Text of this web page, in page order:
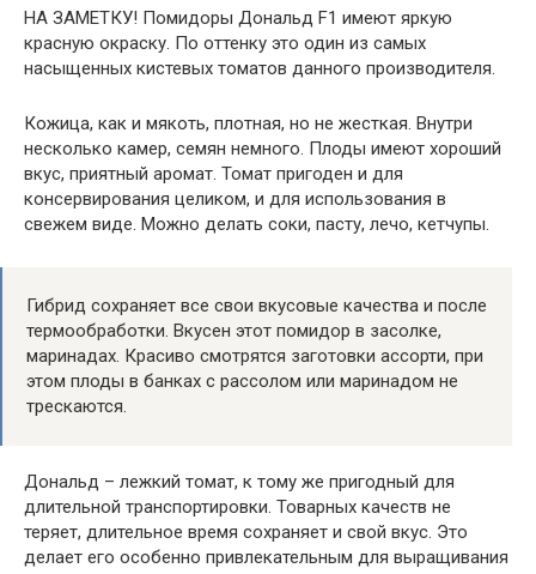
НА ЗАМЕТКУ! Помидоры Дональд F1 имеют яркую
красную окраску. По оттенку это один из самых
насыщенных кистевых томатов данного производителя.
Кожица, как и мякоть, плотная, но не жесткая. Внутри
несколько камер, семян немного. Плоды имеют хороший
вкус, приятный аромат. Томат пригоден и для
консервирования целиком, и для использования в
свежем виде. Можно делать соки, пасту, лечо, кетчупы.
Гибрид сохраняет все свои вкусовые качества и после
термообработки. Вкусен этот помидор в засолке,
маринадах. Красиво смотрятся заготовки ассорти, при
этом плоды в банках с рассолом или маринадом не
трескаются.
Дональд – лежкий томат, к тому же пригодный для
длительной транспортировки. Товарных качеств не
теряет, длительное время сохраняет и свой вкус. Это
делает его особенно привлекательным для выращивания